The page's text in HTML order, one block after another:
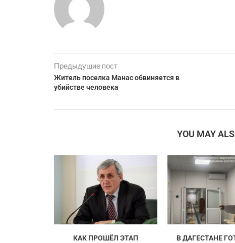
Предыдущие пост
Житель поселка Манас обвиняется в
убийстве человека
YOU MAY
КАК ПРОШЁЛ ЭТАП
В ДАГЕСТАНЕ